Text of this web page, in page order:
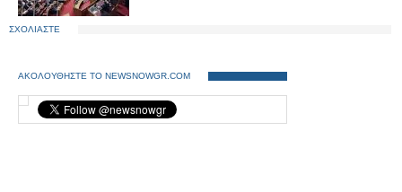
ΣΧΟΛΙΑΣΤΕ
ΑΚΟΛΟΥΘΗΣΤΕ ΤΟ NEWSNOWGR.COM